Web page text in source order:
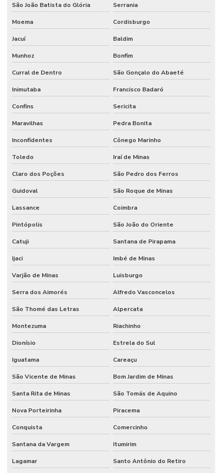
São João Batista do Glória Serrania
Moema Cordisburgo
Jacuí Baldim
Munhoz Bonfim
Curral de Dentro São Gonçalo do Abaeté
Inimutaba Francisco Badaró
Confins Sericita
Maravilhas Pedra Bonita
Inconfidentes Cônego Marinho
Toledo Iraí de Minas
Claro dos Poções São Pedro dos Ferros
Guidoval São Roque de Minas
Lassance Coimbra
Pintópolis São João do Oriente
Catuji Santana de Pirapama
Ijaci Imbé de Minas
Varjão de Minas Luisburgo
Serra dos Aimorés Alfredo Vasconcelos
São Thomé das Letras Alpercata
Montezuma Riachinho
Dionísio Estrela do Sul
Iguatama Careaçu
São Vicente de Minas Bom Jardim de Minas
Santa Rita de Minas São Tomás de Aquino
Nova Porteirinha Piracema
Conquista Comercinho
Santana da Vargem Itumirim
Lagamar Santo Antônio do Retiro